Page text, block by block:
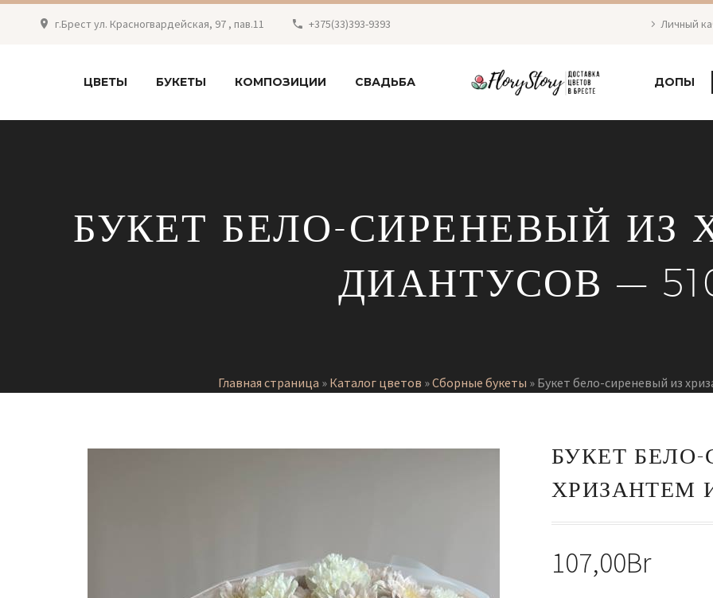
г.Брест ул. Красногвардейская, 97 , пав.11 +375(33)393-9393 Личный
ЦВЕТЫ БУКЕТЫ КОМПОЗИЦИИ СВАДЬБА ДОПЫ
БУКЕТ БЕЛО-СИРЕНЕВЫЙ ИЗ
ДИАНТУСОВ —
Главная страница » Каталог цветов »Сборные букеты » Букет бело-сиреневый из
БУКЕТ
ХРИЗАНТЕМ
107,00Br